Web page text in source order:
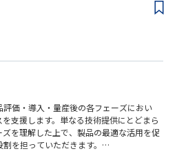
ーカー・型式は入社後に共有します。
のみを行うフィールドサービス職ではあ
設備経験
等の経験
経験
技術連携経験
を積極的に学べる方
・電気・ハードウェアにも関心がある方
因を特定できる方
できる方
限定せず取り組める方
価・導入・量産後の各フェーズにおい
支援します。単なる技術提供にとどまら
を理解した上で、製品の最適な活用を促
を担っていただきます。